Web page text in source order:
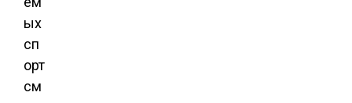
ых
сп
орт
см